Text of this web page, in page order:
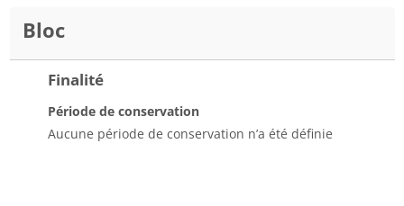
Bloc
Finalité
Période de conservation
Aucune période de conservation n’a été définie